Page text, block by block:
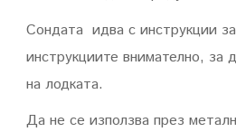
Сондата идва с инструкции
инструкциите внимателно, за
на лодката.
Да не се използва през